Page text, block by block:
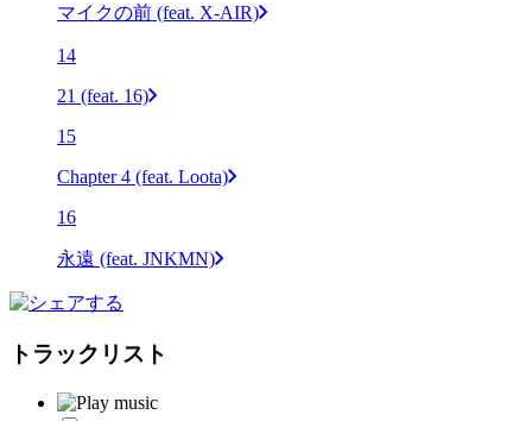
マイクの前 (feat. X-AIR)
14
21 (feat. 16)
15
Chapter 4 (feat. Loota)
16
永遠 (feat. JNKMN)
トラックリスト